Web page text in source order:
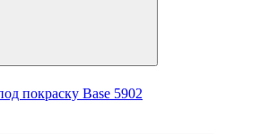
покраску Base 5902